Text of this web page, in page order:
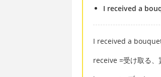
I received a
I received a
receive =受け取る、